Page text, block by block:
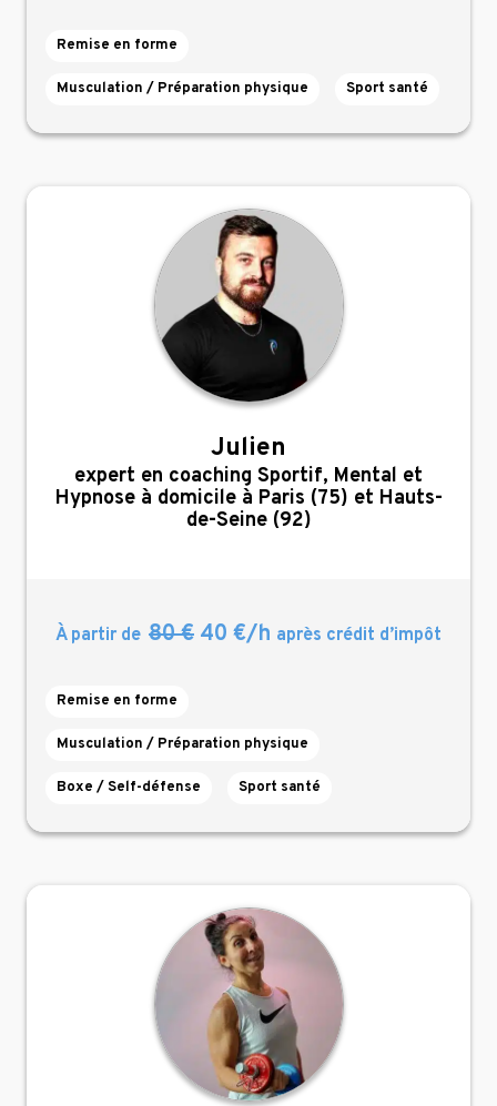
Remise en forme
Musculation / Préparation physique Sport santé
Julien
,
expert en coaching Sportif, Mental et
Hypnose à domicile à Paris (75) et Hauts-
de-Seine (92)
À partir de 80 € 40 €/h après crédit d’impôt
Remise en forme
Musculation / Préparation physique
Boxe / Self-défense Sport santé